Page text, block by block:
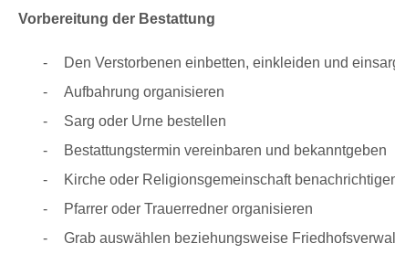
Vorbereitung der Bestattung
Den Verstorbenen einbetten, einkleiden und
Aufbahrung organisieren
Sarg oder Urne bestellen
Bestattungstermin vereinbaren und bekanntgeben
Kirche oder Religionsgemeinschaft
Pfarrer oder Trauerredner organisieren
Grab auswählen beziehungsweise